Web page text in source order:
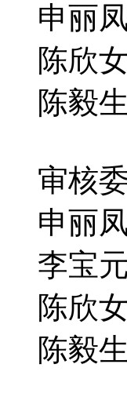
申丽
陈欣
陈毅
审核
申丽
李宝
陈欣
陈毅